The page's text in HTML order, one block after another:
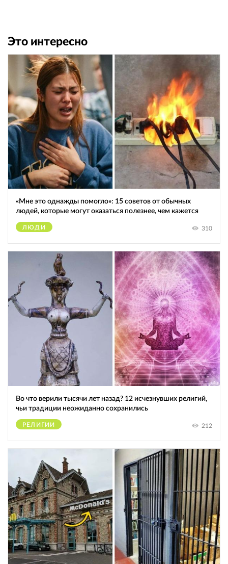
Это интересно
«Мне это однажды помогло»: 15 советов от обычных
людей, которые могут оказаться полезнее, чем кажется
ЛЮДИ 310
Во что верили тысячи лет назад? 12 исчезнувших религий,
чьи традиции неожиданно сохранились
РЕЛИГИИ 212